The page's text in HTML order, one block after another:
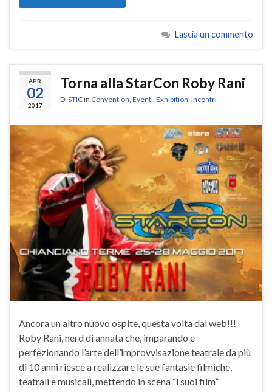
Lascia un commento
APR
02
2017
Torna alla StarCon Roby Rani
DiSTICin Convention Eventi Exhibition Incontri
Ancora un altro nuovo ospite, questa volta dal web!!!
Roby Rani, nerd di annata che, imparando e
perfezionando l’arte dell’improvvisazione teatrale da più
di 10 anni riesce a realizzare le sue fantasie filmiche,
teatrali e musicali, mettendo in scena “i suoi film”